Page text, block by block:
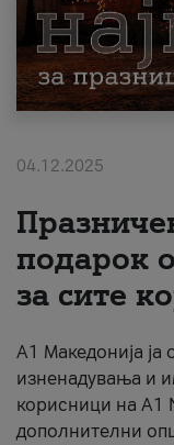
Приватни
Поддршка
Надополни
За нас
04.12.2025
подарок
за сите
А1 Македонија ја
изненадувања и
корисници на A1
дополнителни